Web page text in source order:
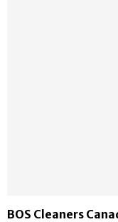
BOS Cleaners